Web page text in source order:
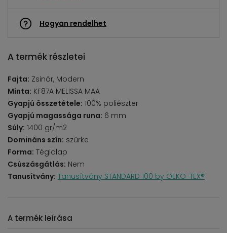
Hogyan rendelhet
A termék részletei
Fajta: Zsinór, Modern
Minta: KF87A MELISSA MAA
Gyapjú összetétele: 100% poliészter
Gyapjú magassága runa: 6 mm
Súly: 1400 gr/m2
Domináns szín: szürke
Forma: Téglalap
Csúszásgátlás: Nem
Tanusítvány: Tanusítvány STANDARD 100 by OEKO-TEX®
A termék leírása